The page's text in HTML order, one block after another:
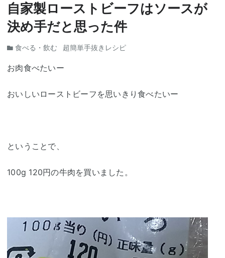
自家製ローストビーフはソースが
決め手だと思った件
食べる・飲む 超簡単手抜きレシピ
お肉食べたいー
おいしいローストビーフを思いきり食べたいー
ということで、
100g 120円の牛肉を買いました。